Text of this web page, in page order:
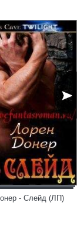
- Слейд (ЛП)